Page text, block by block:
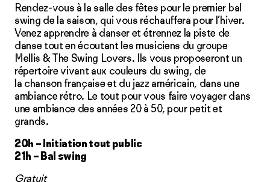
Rendez-vous à la salle des fêtes pour le premier bal
swing de la saison, qui vous réchauffera pour l’hiver.
Venez apprendre à danser et étrennez la piste de
danse tout en écoutant les musiciens du groupe
Mellis & The Swing Lovers. Ils vous proposeront un
répertoire vivant aux couleurs du swing, de
la chanson française et du jazz américain, dans une
ambiance rétro. Le tout pour vous faire voyager dans
une ambiance des années 20 à 50, pour petit et
grands.
20h – Initiation tout public
21h – Bal swing
Gratuit